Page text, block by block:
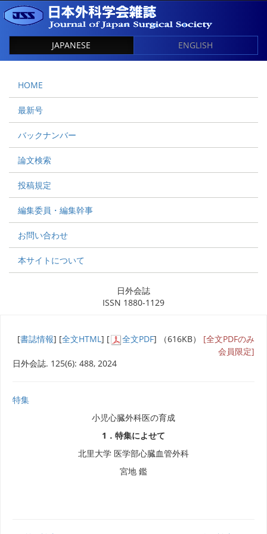
JAPANESE ENGLISH
HOME
最新号
バックナンバー
論文検索
投稿規定
編集委員・編集幹事
お問い合わせ
本サイトについて
日外会誌
ISSN 1880-1129
[書誌情報] [全文HTML] [ 全文PDF] （616KB） [全文PDFのみ
会員限定]
日外会誌. 125(6): 488, 2024
特集
小児心臓外科医の育成
1．特集によせて
北里大学 医学部心臓血管外科
宮地 鑑